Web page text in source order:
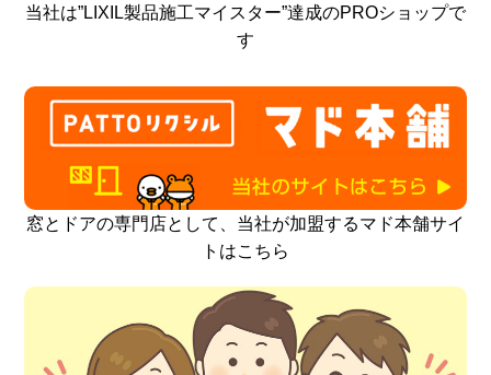
当社は”LIXIL製品施工マイスター”達成のPROショップで
す
窓とドアの専門店として、当社が加盟するマド本舗サイ
トはこちら